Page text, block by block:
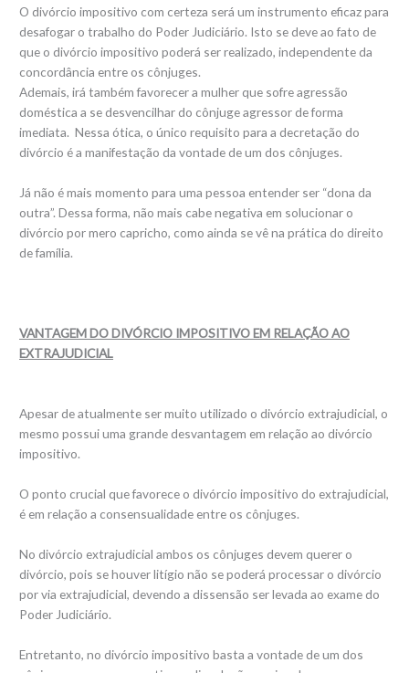
O divórcio impositivo com certeza será um instrumento eficaz para
desafogar o trabalho do Poder Judiciário. Isto se deve ao fato de
que o divórcio impositivo poderá ser realizado, independente da
concordância entre os cônjuges.
Ademais, irá também favorecer a mulher que sofre agressão
doméstica a se desvencilhar do cônjuge agressor de forma
imediata. Nessa ótica, o único requisito para a decretação do
divórcio é a manifestação da vontade de um dos cônjuges.
Já não é mais momento para uma pessoa entender ser “dona da
outra”. Dessa forma, não mais cabe negativa em solucionar o
divórcio por mero capricho, como ainda se vê na prática do direito
de família.
VANTAGEM DO DIVÓRCIO IMPOSITIVO EM RELAÇÃO AO
EXTRAJUDICIAL
Apesar de atualmente ser muito utilizado o divórcio extrajudicial, o
mesmo possui uma grande desvantagem em relação ao divórcio
impositivo.
O ponto crucial que favorece o divórcio impositivo do extrajudicial,
é em relação a consensualidade entre os cônjuges.
No divórcio extrajudicial ambos os cônjuges devem querer o
divórcio, pois se houver litígio não se poderá processar o divórcio
por via extrajudicial, devendo a dissensão ser levada ao exame do
Poder Judiciário.
Entretanto, no divórcio impositivo basta a vontade de um dos